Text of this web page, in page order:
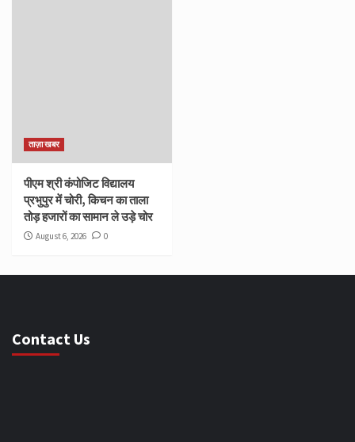
ताज़ा खबर
पीएम श्री कंपोजिट विद्यालय
प्रभुपुर में चोरी, किचन का ताला
तोड़ हजारों का सामान ले उड़े चोर
August 6, 2026 0
Contact Us